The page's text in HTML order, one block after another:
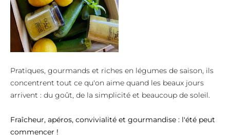
Pratiques, gourmands et riches en légumes de saison, ils
concentrent tout ce qu'on aime quand les beaux jours
arrivent : du goût, de la simplicité et beaucoup de soleil.
Fraîcheur, apéros, convivialité et gourmandise : l'été peut
commencer !